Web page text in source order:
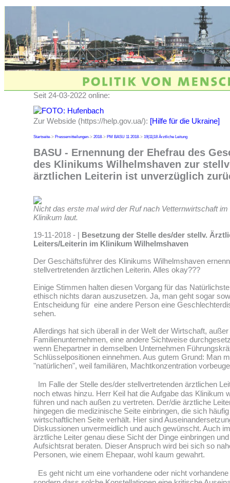
Seit 24-03-2022 online:
Zur Webside (https://help.gov.ua/): [Hilfe für die Ukraine]
Startseite-> Pressemitteilungen-> 2018-> PM BASU 11 2018-> 19|11|18 Ärztliche Leitung
BASU - Ernennung der Ehefrau des
des Klinikums Wilhelmshaven zur
ärztlichen Leiterin ist unverzüglich
Nicht das erste mal wird der Ruf nach Vetternwirtschaft
Klinikum laut.
19-11-2018 - | Besetzung der Stelle des/der stellv.
Leiters/Leiterin im Klinikum Wilhelmshaven
Der Geschäftsführer des Klinikums Wilhelmshaven
stellvertretenden ärztlichen Leiterin. Alles okay???
Einige Stimmen halten diesen Vorgang für das
ethisch nichts daran auszusetzen. Ja, man geht sogar
Entscheidung für eine andere Person eine
sehen.
Allerdings hat sich überall in der Welt der Wirtschaft, außer
Familienunternehmen, eine andere Sichtweise
wenn Ehepartner in demselben Unternehmen
Schlüsselpositionen einnehmen. Aus gutem Grund: Man
"natürlichen", weil familiären, Machtkonzentration
Im Falle der Stelle des/der stellvertretenden ärztlichen
noch etwas hinzu. Herr Keil hat die Aufgabe das Klinikum
führen und nach außen zu vertreten. Der/die ärztliche
hingegen die medizinische Seite einbringen, die sich
wirtschaftlichen Seite verhält. Hier sind
Diskussionen unvermeidlich und auch gewünscht. Auch
ärztliche Leiter genau diese Sicht der Dinge einbringen
Aufsichtsrat beraten. Dieser Anspruch wird bei sich so
Personen, wie einem Ehepaar, wohl kaum gewahrt.
Es geht nicht um eine vorhandene oder nicht